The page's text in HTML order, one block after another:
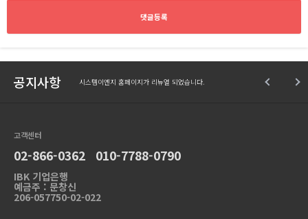
공지사항 시스템이엔지 홈페이지가 리뉴얼 되었습니다.
고객센터
02-866-0362 010-7788-0790
IBK 기업은행
예금주 : 문창신
206-057750-02-022